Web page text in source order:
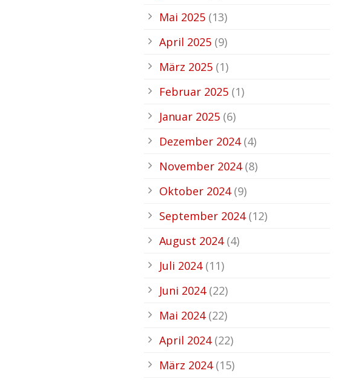
Mai 2025 (13)
April 2025 (9)
März 2025 (1)
Februar 2025 (1)
Januar 2025 (6)
Dezember 2024(4)
November 2024(8)
Oktober 2024(9)
September 2024(12)
August 2024(4)
Juli 2024(11)
Juni 2024(22)
Mai 2024(22)
April 2024(22)
März 2024(15)